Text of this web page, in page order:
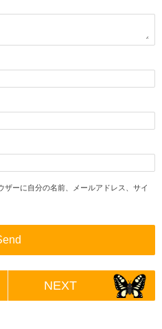
ザーに自分の名前、メールアドレス、サイ
NEXT